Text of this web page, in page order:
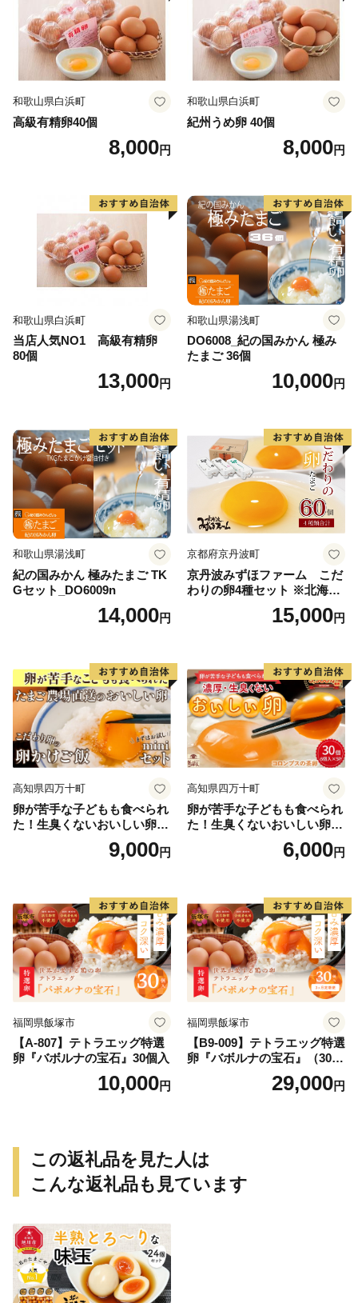
和歌山県白浜町
高級有精卵40個
8,000円
和歌山県白浜町
紀州うめ卵 40個
8,000円
和歌山県白浜町
当店人気NO1 高級有精卵
80個
13,000円
和歌山県湯浅町
DO6008_紀の国みかん 極み
たまご 36個
10,000円
和歌山県湯浅町
紀の国みかん 極みたまご TK
Gセット_DO6009n
14,000円
京都府京丹波町
京丹波みずほファーム こだ
わりの卵4種セット ※北海
道・沖縄・その他離島は配送
15,000円
高知県四万十町
卵が苦手な子どもも食べられ
た！生臭くないおいしい卵を
味わう卵かけご飯ミニセット
(卵6個×2P、お米2合×1P、醤
9,000円
高知県四万十町
卵が苦手な子どもも食べられ
た！生臭くないおいしい卵 6
個入×5P／Gbn-A036,000円
福岡県飯塚市
【A-807】テトラエッグ特選
卵『バボルナの宝石』30個入
10,000円
福岡県飯塚市
【B9-009】テトラエッグ特選
卵『バボルナの宝石』（30
個/月）【3カ月定期便】
29,000円
この返礼品を見た人は
こんな返礼品も見ています